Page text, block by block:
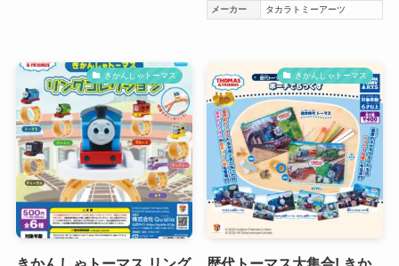
メーカー
タカラトミーアーツ
きかんしゃトーマス きかんしゃトーマス